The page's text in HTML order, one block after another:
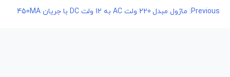
راهبری
Previous: ماژول مبدل 220 ولت AC به 12 ولت DC با جریان 450MA